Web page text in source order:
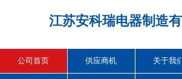
江苏安科瑞电器制造
公司首页 供应商机 关于我